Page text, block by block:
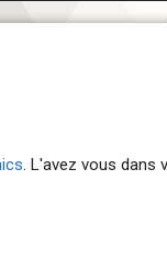
. L'avez vous dans